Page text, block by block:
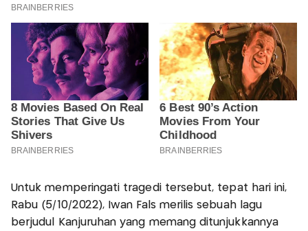
Untuk memperingati tragedi tersebut, tepat hari ini,
Rabu (5/10/2022), Iwan Fals merilis sebuah lagu
berjudul Kanjuruhan yang memang ditunjukkannya